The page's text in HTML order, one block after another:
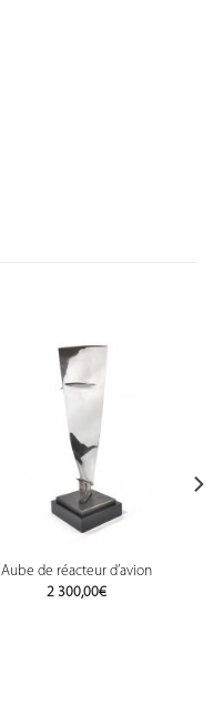
Aube de réacteur d’avion
2 300,00€